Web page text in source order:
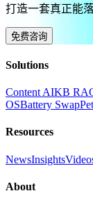
打造一套真正能
免费咨询
Solutions
Content AIKB
OSBattery Swap
Resources
NewsInsights
About